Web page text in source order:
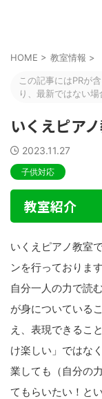
HOME > 教室情報 >
この記事にはPRが
り、最新ではない場
いくえピア
2023.11.27
子供対応
教室紹介
いくえピアノ教室
ンを行っておりま
自分一人の力で読
が身についている
え、表現できるこ
け楽しい」ではな
業しても（自分の
てもらいたい！と